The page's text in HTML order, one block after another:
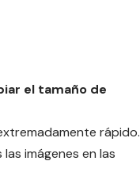
el tamaño de
rápido.
imágenes en las